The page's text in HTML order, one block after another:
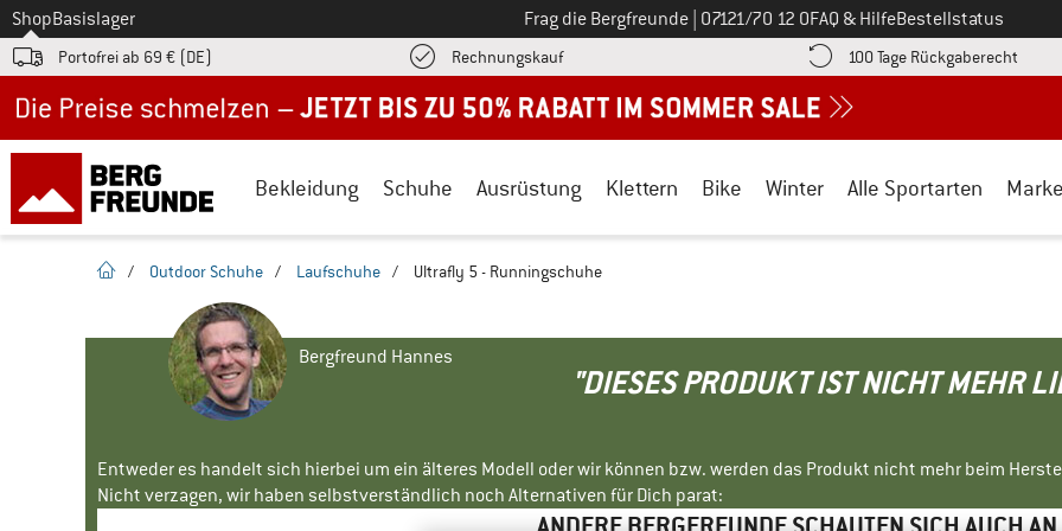
Zum
ShopBasislager Frag die Bergfreunde Ruf uns an unter
07121/70 12 0FAQ & HilfeBestellstatus
Portofrei ab 69 € (DE) RechnungskaufFinde die Zahlungs-Infos hier! Öffnet sich in einer Infobox
100 Tage Rückgaberecht
Bekleidung Schuhe Ausrüstung Klettern Bike Winter Alle Sportarten
Startseite
/ Outdoor Schuhe / Laufschuhe / Ultrafly 5 - Runningschuhe
Bergfreund Hannes
"DIESES PRODUKT IST NICHT MEHR
Entweder es handelt sich hierbei um ein älteres Modell oder wir können bzw. werden das Produkt nicht mehr beim
Nicht verzagen, wir haben selbstverständlich noch Alternativen für Dich parat: